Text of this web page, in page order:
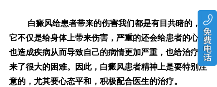
白癜风给患者带来的伤害我们都是有目共睹的，
它不仅是给身体上带来伤害，严重的还会给患者的心理
也造成疾病从而导致自己的病情更加严重，也给治疗带
来了很大的困难。因此，白癜风患者精神上是要特别注
意的，尤其要心态平和，积极配合医生的治疗。